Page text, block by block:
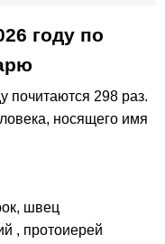
году по
почитаются 298 раз.
носящего имя
швец
, протоиерей